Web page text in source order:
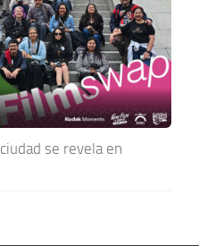
se revela en